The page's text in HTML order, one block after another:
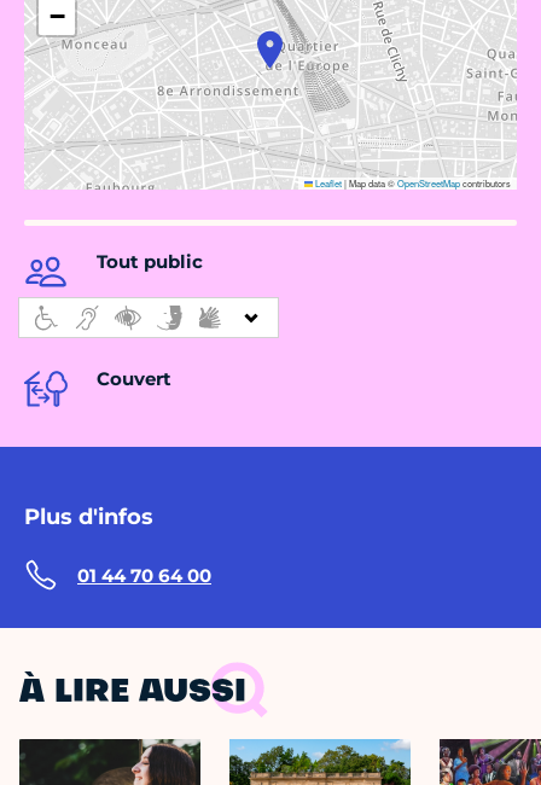
−
Leaflet|Map data ©OpenStreetMapcontributors
Tout public
Couvert
Plus d'infos
01 44 70 64 00
À LIRE AUSSI